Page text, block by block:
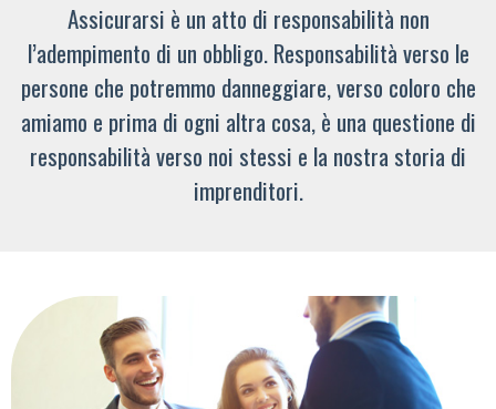
Assicurarsi è un atto di responsabilità non
l’adempimento di un obbligo. Responsabilità verso le
persone che potremmo danneggiare, verso coloro che
amiamo e prima di ogni altra cosa, è una questione di
responsabilità verso noi stessi e la nostra storia di
imprenditori.